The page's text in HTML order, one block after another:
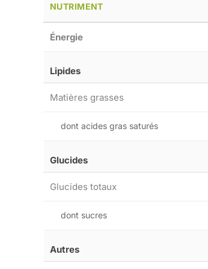
NUTRIMENT
Énergie
Lipides
Matières grasses
dont acides gras saturés
Glucides
Glucides totaux
dont sucres
Autres